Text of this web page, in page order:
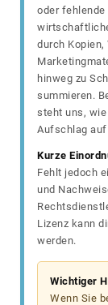
oder fehlende
durch
hinweg zu
summieren.
steht uns,
Aufschlag auf
Kurze
Fehlt jedoch
und
Lizenz kann
werden.
Wichtiger
Wenn Sie